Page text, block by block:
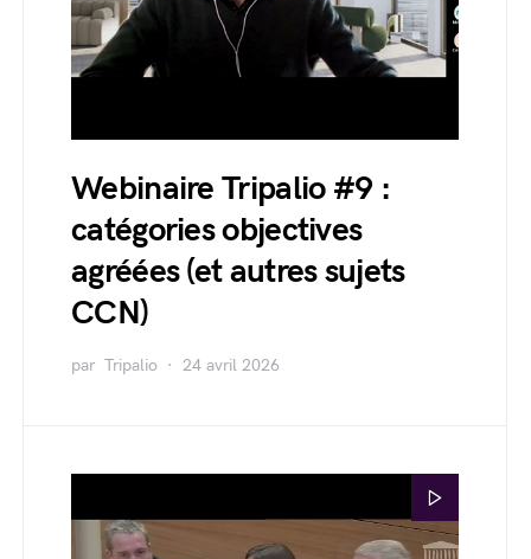
Webinaire Tripalio #9 :
catégories objectives
agréées (et autres sujets
CCN)
par Tripalio 24 avril 2026